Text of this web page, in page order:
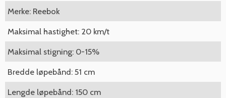
Merke: Reebok
Maksimal hastighet: 20 km/t
Maksimal stigning: 0-15%
Bredde løpebånd: 51 cm
Lengde løpebånd: 150 cm